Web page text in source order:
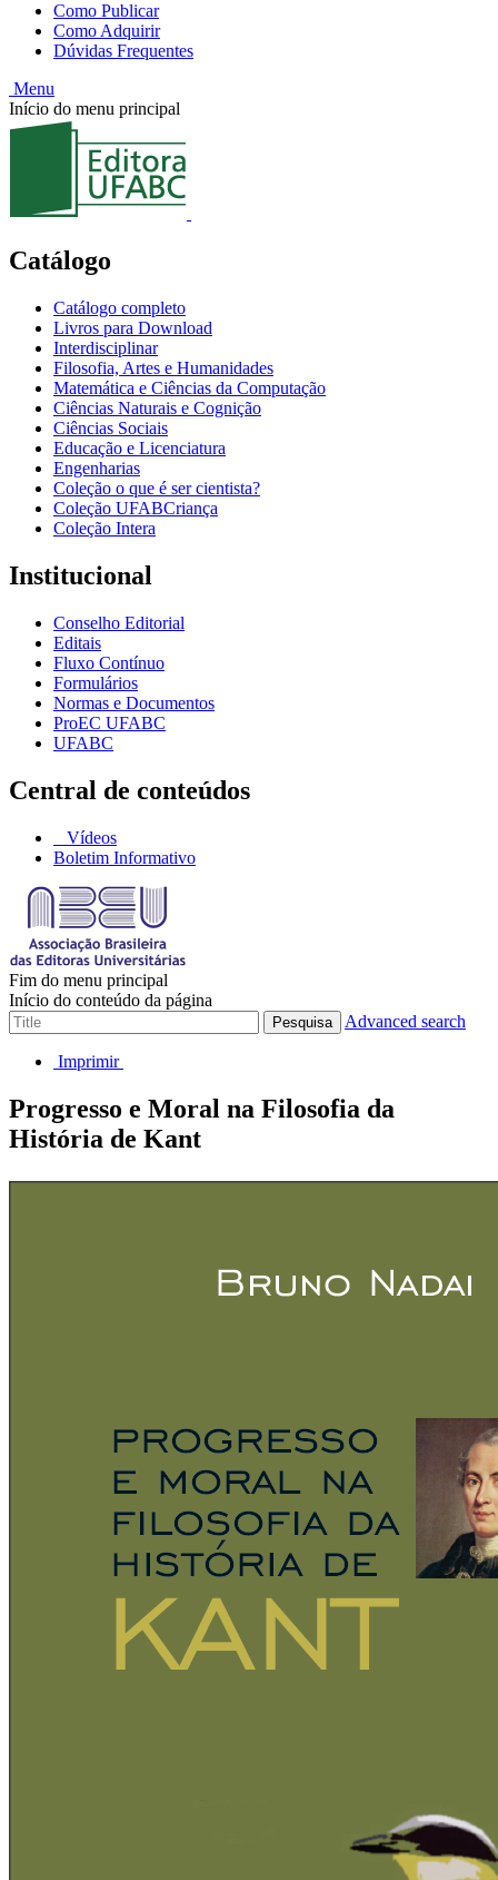
Como Publicar
Como Adquirir
Dúvidas Frequentes
Menu
Início do menu principal
Catálogo
Catálogo completo
Livros para Download
Interdisciplinar
Filosofia, Artes e Humanidades
Matemática e Ciências da Computação
Ciências Naturais e Cognição
Ciências Sociais
Educação e Licenciatura
Engenharias
Coleção o que é ser cientista?
Coleção UFABCriança
Coleção Intera
Institucional
Conselho Editorial
Editais
Fluxo Contínuo
Formulários
Normas e Documentos
ProEC UFABC
UFABC
Central de conteúdos
Vídeos
Boletim Informativo
Fim do menu principal
Início do conteúdo da página
Pesquisa Advanced search
Imprimir
Progresso e Moral na Filosofia da
História de Kant